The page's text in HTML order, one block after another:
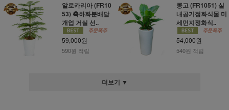
알로카리아 (FR10
53) 축하화분배달
개업 거실 선..
59,000원
590원 적립
콩고 (FR1051) 실
내공기정화식물 미
세먼지정화식..
54,000원
540원 적립
더보기 ▼